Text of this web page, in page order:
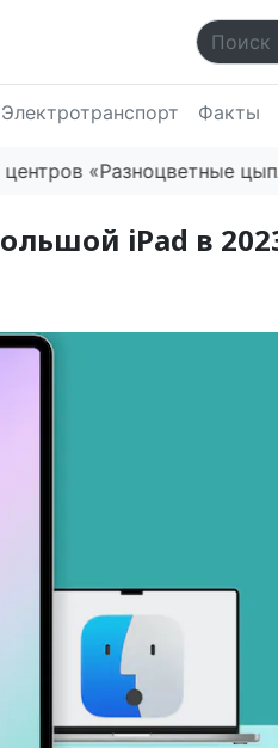
Электротранспорт Факты
«Разноцветные
iPad в